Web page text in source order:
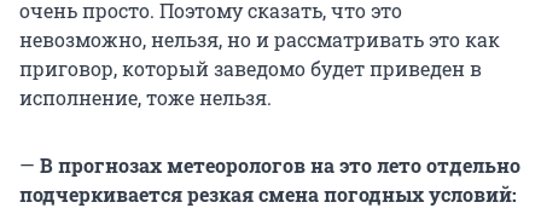
очень просто. Поэтому сказать, что это
невозможно, нельзя, но и рассматривать это как
приговор, который заведомо будет приведен в
исполнение, тоже нельзя.
— В прогнозах метеорологов на это лето отдельно
подчеркивается резкая смена погодных условий: